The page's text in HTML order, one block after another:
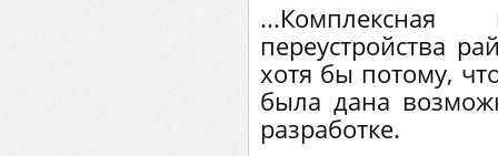
...Комплексная
переустройства
хотя бы потому,
была дана
разработке.